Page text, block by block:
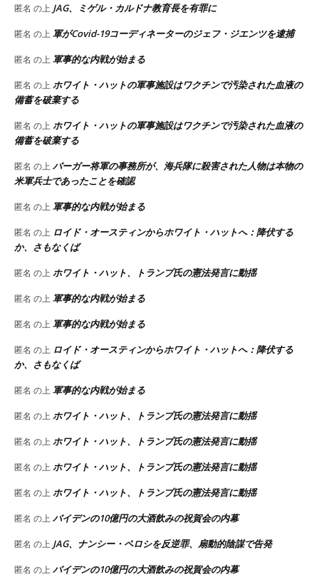
匿名 の上 JAG、ミゲル・カルドナ教育長を有罪に
匿名 の上 軍がCovid-19コーディネーターのジェフ・ジエンツを逮捕
匿名 の上 軍事的な内戦が始まる
匿名 の上 ホワイト・ハットの軍事施設はワクチンで汚染された血液の
備蓄を破棄する
匿名 の上 ホワイト・ハットの軍事施設はワクチンで汚染された血液の
備蓄を破棄する
匿名 の上 バーガー将軍の事務所が、海兵隊に殺害された人物は本物の
米軍兵士であったことを確認
匿名 の上 軍事的な内戦が始まる
匿名 の上 ロイド・オースティンからホワイト・ハットへ：降伏する
か、さもなくば
匿名 の上 ホワイト・ハット、トランプ氏の憲法発言に動揺
匿名 の上 軍事的な内戦が始まる
匿名 の上 軍事的な内戦が始まる
匿名 の上 ロイド・オースティンからホワイト・ハットへ：降伏する
か、さもなくば
匿名 の上 軍事的な内戦が始まる
匿名 の上 ホワイト・ハット、トランプ氏の憲法発言に動揺
匿名 の上 ホワイト・ハット、トランプ氏の憲法発言に動揺
匿名 の上 ホワイト・ハット、トランプ氏の憲法発言に動揺
匿名 の上 ホワイト・ハット、トランプ氏の憲法発言に動揺
匿名 の上 バイデンの10億円の大酒飲みの祝賀会の内幕
匿名 の上 JAG、ナンシー・ペロシを反逆罪、扇動的陰謀で告発
匿名 の上 バイデンの10億円の大酒飲みの祝賀会の内幕